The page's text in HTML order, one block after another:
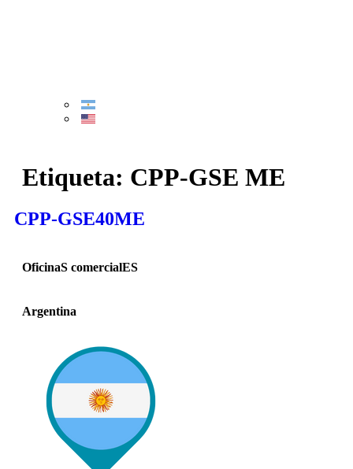
Etiqueta: CPP-GSE ME
CPP-GSE40ME
OficinaS comercialES
Argentina